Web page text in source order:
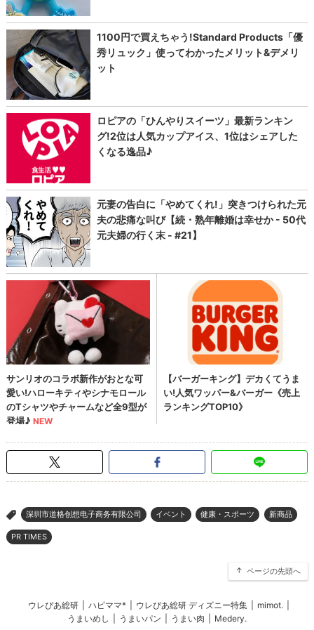
> 深圳市道格创想电子商务有限公司 イベント 健康・スポーツ 新商品
PR TIMES
ページの先頭へ
ウレぴあ総研 ハピママ* ウレぴあ総研 ディズニー特集 mimot.
うまいめし
うまいパン うまい肉 Medery.